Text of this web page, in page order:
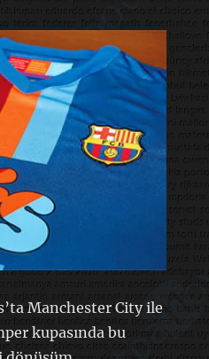
Manchester City ile
kupasında bu